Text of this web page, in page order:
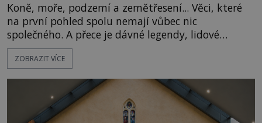
Koně, moře, podzemí a zemětřesení... Věci, které
na první pohled spolu nemají vůbec nic
společného. A přece je dávné legendy, lidové
pohádky i podvědomí psychicky nemocných lidí
podivným způsobem vzájemně propojují. Je
tajemství pocházející ze samých počátků lidské
civilizace? Nebo dokonce z temných vod minulosti
ještě mnohem hlubších? [g
ZOBRAZIT VÍCE